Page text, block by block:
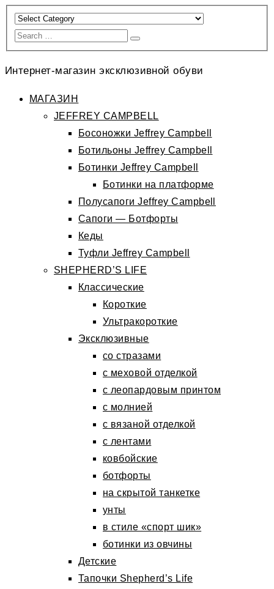
Интернет-магазин эксклюзивной обуви
МАГАЗИН
JEFFREY CAMPBELL
Босоножки Jeffrey Campbell
Ботильоны Jeffrey Campbell
Ботинки Jeffrey Campbell
Ботинки на платформе
Полусапоги Jeffrey Campbell
Сапоги — Ботфорты
Кеды
Туфли Jeffrey Campbell
SHEPHERD’S LIFE
Классические
Короткие
Ультракороткие
Эксклюзивные
со стразами
с меховой отделкой
с леопардовым принтом
с молнией
с вязаной отделкой
с лентами
ковбойские
ботфорты
на скрытой танкетке
унты
в стиле «спорт шик»
ботинки из овчины
Детские
Тапочки Shepherd’s Life